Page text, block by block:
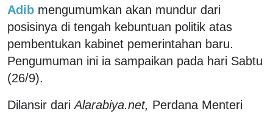
Adib mengumumkan akan mundur dari
posisinya di tengah kebuntuan politik atas
pembentukan kabinet pemerintahan baru.
Pengumuman ini ia sampaikan pada hari Sabtu
(26/9).
Dilansir dariAlarabiya.net, Perdana Menteri